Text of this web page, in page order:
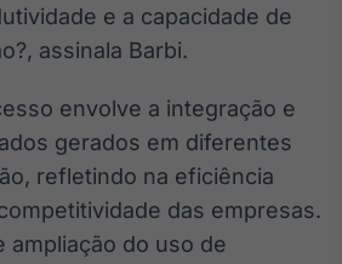
e a capacidade de
assinala Barbi.
envolve a integração e
gerados em diferentes
refletindo na eficiência
das empresas.
ampliação do uso de